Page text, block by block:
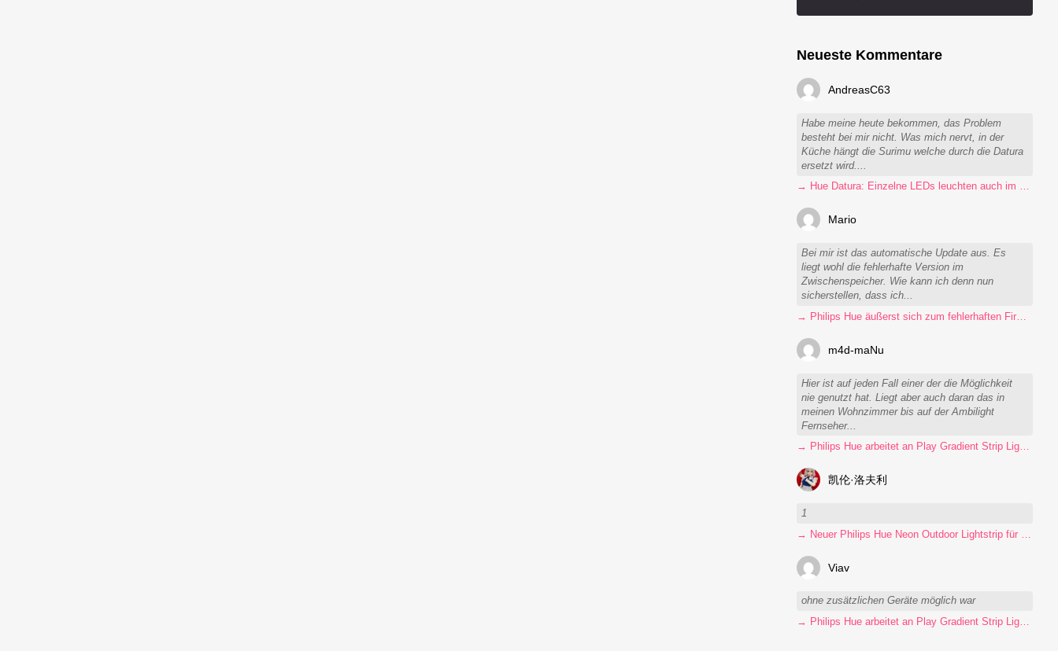
Neueste Kommentare
AndreasC63
Habe meine heute bekommen, das Problem
besteht bei mir nicht. Was mich nervt, in der
Küche hängt die Surimu welche durch die Datura
ersetzt wird....
→ Hue Datura: Einzelne LEDs leuchten auch im ausgeschalteten Zustand
Mario
Bei mir ist das automatische Update aus. Es
liegt wohl die fehlerhafte Version im
Zwischenspeicher. Wie kann ich denn nun
sicherstellen, dass ich...
→ Philips Hue äußerst sich zum fehlerhaften Firmware-Update
m4d-maNu
Hier ist auf jeden Fall einer der die Möglichkeit
nie genutzt hat. Liegt aber auch daran das in
meinen Wohnzimmer bis auf der Ambilight
Fernseher...
→ Philips Hue arbeitet an Play Gradient Strip Light Pro
凯伦·洛夫利
1
Viav
ohne zusätzlichen Geräte möglich war
→ Philips Hue arbeitet an Play Gradient Strip Light Pro